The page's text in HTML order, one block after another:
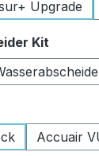
Upgrade
Kit
Accuair